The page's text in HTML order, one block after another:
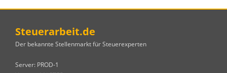
Steuerarbeit.de
Der bekannte Stellenmarkt für Steuerexperten
Server: PROD-1